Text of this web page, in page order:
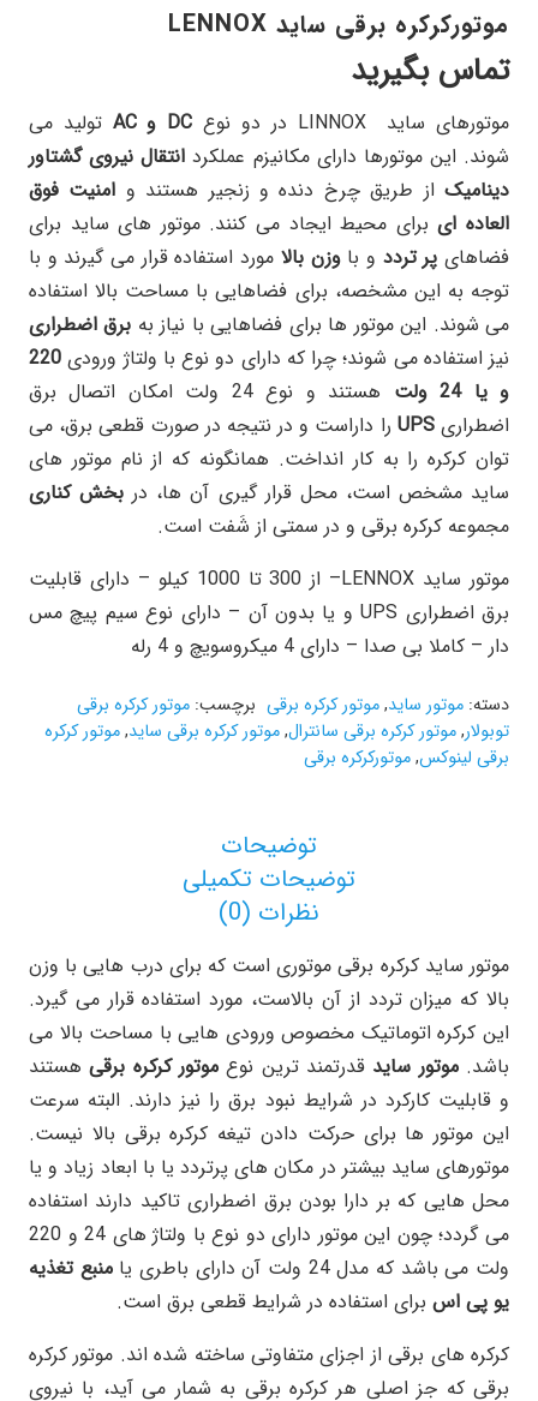
موتورکرکره برقی ساید LENNOX
تماس بگیرید
موتورهای ساید LINNOX در دو نوع DC و AC
تولید می
شوند. این موتورها دارای مکانیزم عملکردانتقال نیروی گشتاور
دینامیکاز طریق چرخ دنده و زنجیر هستند و امنیت فوق
العاده ایبرای محیط ایجاد می کنند. موتور های ساید برای
فضاهای پر تردد و با وزن بالا مورد استفاده قرار می گیرند و با
توجه به این مشخصه، برای فضاهایی با مساحت بالا استفاده
می شوند. این موتور ها برای فضاهایی با نیاز به برق اضطراری
نیز استفاده می شوند؛ چرا که دارای دو نوع با ولتاژ ورودی 220
و یا 24 ولت
هستند و نوع 24 ولت امکان اتصال برق
اضطراریUPS را داراست و در نتیجه در صورت قطعی برق، می
توان کرکره را به کار انداخت. همانگونه که از نام موتور های
ساید مشخص است، محل قرار گیری آن ها، در بخش کناری
مجموعه کرکره برقی و در سمتی از شَفت است.
موتور ساید LENNOX– از 300 تا 1000 کیلو – دارای قابلیت
برق اضطراری UPS و یا بدون آن – دارای نوع سیم پیچ مس
دار – کاملا بی صدا – دارای 4 میکروسویچ و 4 رله
دسته: موتور ساید,موتور کرکره برقی برچسب: موتور کرکره برقی
توبولار,موتور کرکره برقی سانترال,موتور کرکره برقی ساید,موتور کرکره
برقی لینوکس,موتورکرکره برقی
توضیحات
توضیحات تکمیلی
نظرات (0)
موتور ساید کرکره برقی موتوری است که برای درب هایی با وزن
بالا که میزان تردد از آن بالاست، مورد استفاده قرار می گیرد.
این کرکره اتوماتیک مخصوص ورودی هایی با مساحت بالا می
باشد.موتور ساید قدرتمند ترین نوع موتور کرکره برقیهستند
و قابلیت کارکرد در شرایط نبود برق را نیز دارند. البته سرعت
این موتور ها برای حرکت دادن تیغه کرکره برقی بالا نیست.
موتورهای ساید بیشتر در مکان های پرتردد یا با ابعاد زیاد و یا
محل هایی که بر دارا بودن برق اضطراری تاکید دارند استفاده
می گردد؛ چون این موتور دارای دو نوع با ولتاژ های 24 و 220
ولت می باشد که مدل 24 ولت آن دارای باطری یا
منبع تغذیه
یو پی اس برای استفاده در شرایط قطعی برق است.
کرکره های برقی از اجزای متفاوتی ساخته شده اند. موتور کرکره
برقی که جز اصلی هر کرکره برقی به شمار می آید، با نیروی